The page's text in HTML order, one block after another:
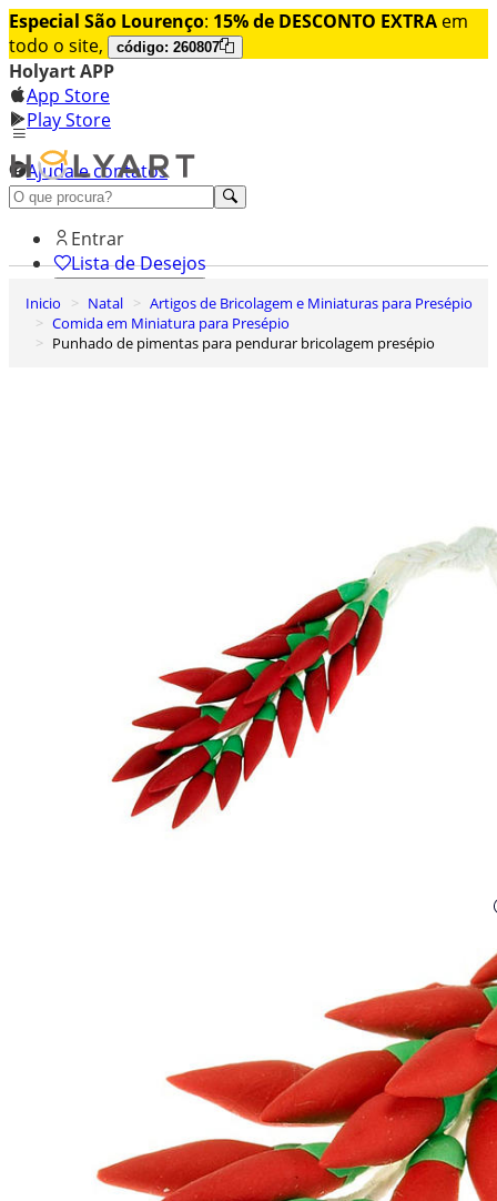
Especial São Lourenço: 15% de DESCONTO EXTRA em
todo o site,
código: 260807
Holyart APP
App Store
Play Store
Ajuda e contatos
Conheça premium
Entrar
Lista de Desejos
Carrinho de Compras
Inicio Natal
Artigos de Bricolagem e Miniaturas para Presépio
Comida em Miniatura para Presépio
Punhado de pimentas para pendurar bricolagem presépio